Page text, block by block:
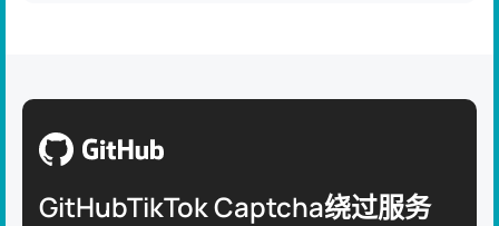
GitHubTikTok Captcha绕过服务